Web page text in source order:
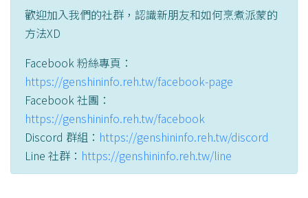
歡迎加入我們的社群，認識新朋友和如何烹煮派蒙的
方法XD
Facebook 粉絲專頁：
https://genshininfo.reh.tw/facebook-page
Facebook 社團：
https://genshininfo.reh.tw/facebook
Discord 群組： https://genshininfo.reh.tw/discord
Line 社群： https://genshininfo.reh.tw/line